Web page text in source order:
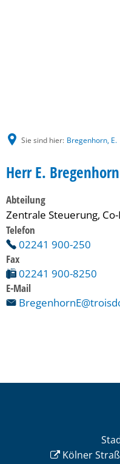
Sie sind hier: Bregenhorn, E.
Herr E. Bregenhorn
Abteilung
Zentrale Steuerung,
Telefon
02241 900-250
Fax
02241 900-8250
E-Mail
Kölner